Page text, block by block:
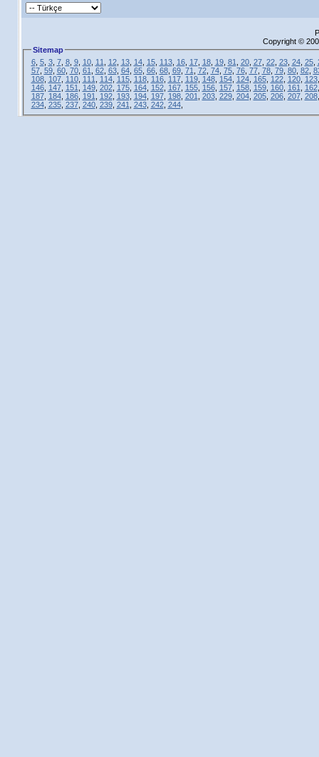
Copyright ©
Sitemap
6, 5, 3, 7, 8, 9, 10, 11 12, 13, 14, 15, 113, 16, 17, 18, 19, 81 20, 27, 22, 23, 24, 25,
57, 59, 60, 70, 61 62, 63, 64, 65, 66, 68, 69, 71 72, 74, 75, 76, 77, 78, 79, 80, 82,
108, 107, 110, 111 114, 115, 118, 116, 117, 119, 148, 154, 124, 165, 122, 120, 123
146, 147, 151 149, 202, 175, 164, 152, 167, 155, 156, 157, 158, 159, 160, 161 162
187, 184, 186, 191 192, 193, 194, 197, 198, 201 203, 229, 204, 205, 206, 207, 208
234, 235, 237, 240, 239, 241 243, 242, 244,